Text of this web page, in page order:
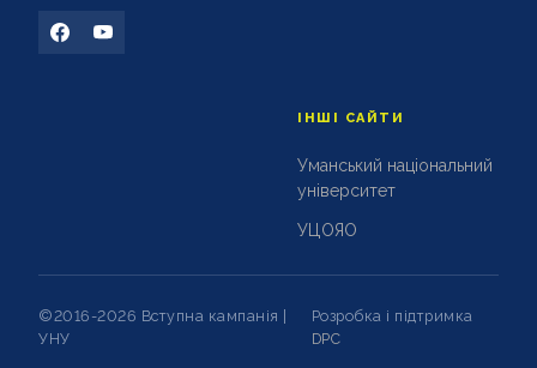
ІНШІ САЙТИ
Уманський національний
університет
УЦОЯО
©2016-2026 Вступна кампанія |
УНУ
Розробка і підтримка
DPC